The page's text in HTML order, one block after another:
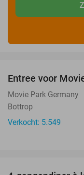
Entree voor
Movie Park Germany
Bottrop
Verkocht: 5.549